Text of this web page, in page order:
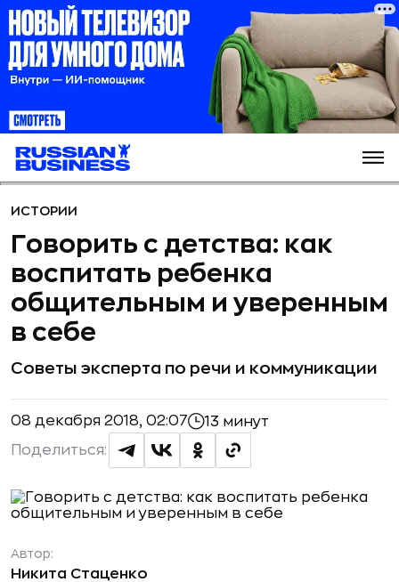
ИСТОРИИ
Говорить с детства: как
воспитать ребенка
общительным и уверенным
в себе
Советы эксперта по речи и коммуникации
08 декабря 2018, 02:07 13 минут
Поделиться:
Автор:
Никита Стаценко